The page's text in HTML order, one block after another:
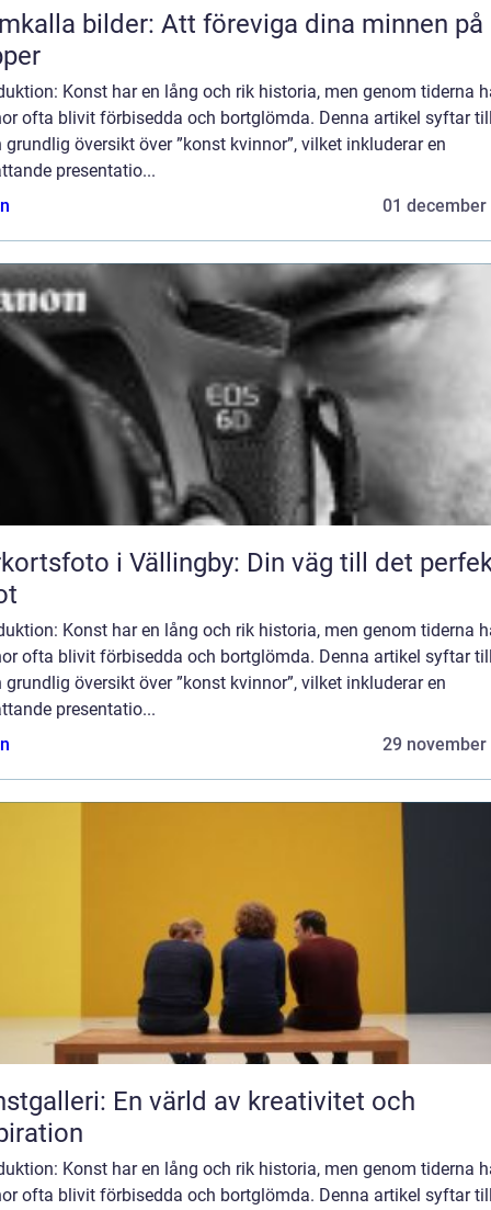
bilder: Att föreviga dina minnen på
Konst har en lång och rik historia, men genom tiderna
ofta blivit förbisedda och bortglömda. Denna artikel syftar
grundlig översikt över ”konst kvinnor”, vilket inkluderar en
presentatio...
01 december
i Vällingby: Din väg till det
Konst har en lång och rik historia, men genom tiderna
ofta blivit förbisedda och bortglömda. Denna artikel syftar
grundlig översikt över ”konst kvinnor”, vilket inkluderar en
presentatio...
29 november
En värld av kreativitet och
Konst har en lång och rik historia, men genom tiderna
ofta blivit förbisedda och bortglömda. Denna artikel syftar